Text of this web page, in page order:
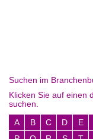
Suchen im
Klicken Sie auf einen
suchen.
A
B C D E